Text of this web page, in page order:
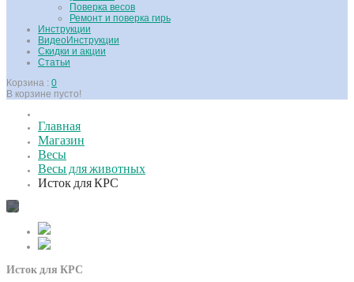
Поверка весов
Ремонт и поверка гирь
Инструкции
ВидеоИнструкции
Скидки и акции
Статьи
Корзина : 0
В корзине пусто!
Главная
Магазин
Весы
Весы для животных
Исток для КРС
Исток для КРС